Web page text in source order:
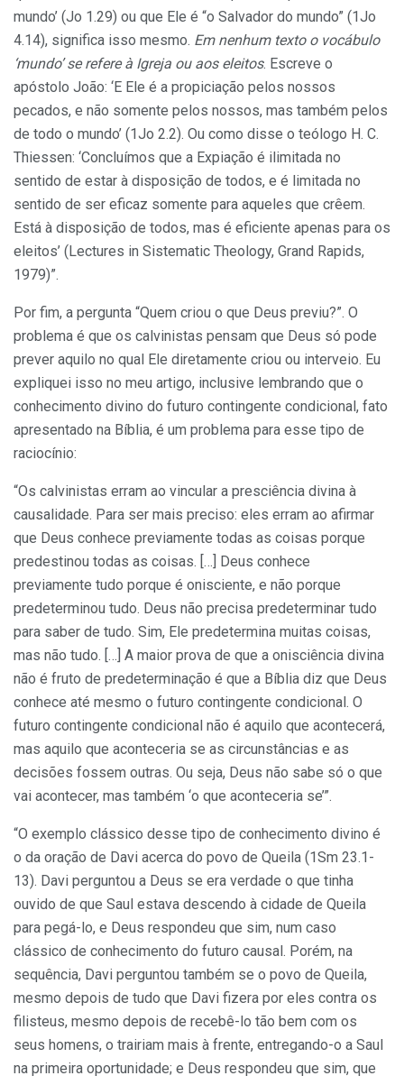
mundo’ (Jo 1.29) ou que Ele é “o Salvador do mundo” (1Jo
4.14), significa isso mesmo. Em nenhum texto o vocábulo
‘mundo’ se refere à Igreja ou aos eleitos. Escreve o
apóstolo João: ‘E Ele é a propiciação pelos nossos
pecados, e não somente pelos nossos, mas também pelos
de todo o mundo’ (1Jo 2.2). Ou como disse o teólogo H. C.
Thiessen: ‘Concluímos que a Expiação é ilimitada no
sentido de estar à disposição de todos, e é limitada no
sentido de ser eficaz somente para aqueles que crêem.
Está à disposição de todos, mas é eficiente apenas para os
eleitos’ (Lectures in Sistematic Theology, Grand Rapids,
1979)”.
Por fim, a pergunta “Quem criou o que Deus previu?”. O
problema é que os calvinistas pensam que Deus só pode
prever aquilo no qual Ele diretamente criou ou interveio. Eu
expliquei isso no meu artigo, inclusive lembrando que o
conhecimento divino do futuro contingente condicional, fato
apresentado na Bíblia, é um problema para esse tipo de
raciocínio:
“Os calvinistas erram ao vincular a presciência divina à
causalidade. Para ser mais preciso: eles erram ao afirmar
que Deus conhece previamente todas as coisas porque
predestinou todas as coisas. […] Deus conhece
previamente tudo porque é onisciente, e não porque
predeterminou tudo. Deus não precisa predeterminar tudo
para saber de tudo. Sim, Ele predetermina muitas coisas,
mas não tudo. […] A maior prova de que a onisciência divina
não é fruto de predeterminação é que a Bíblia diz que Deus
conhece até mesmo o futuro contingente condicional. O
futuro contingente condicional não é aquilo que acontecerá,
mas aquilo que aconteceria se as circunstâncias e as
decisões fossem outras. Ou seja, Deus não sabe só o que
vai acontecer, mas também ‘o que aconteceria se’”.
“O exemplo clássico desse tipo de conhecimento divino é
o da oração de Davi acerca do povo de Queila (1Sm 23.1-
13). Davi perguntou a Deus se era verdade o que tinha
ouvido de que Saul estava descendo à cidade de Queila
para pegá-lo, e Deus respondeu que sim, num caso
clássico de conhecimento do futuro causal. Porém, na
sequência, Davi perguntou também se o povo de Queila,
mesmo depois de tudo que Davi fizera por eles contra os
filisteus, mesmo depois de recebê-lo tão bem com os
seus homens, o trairiam mais à frente, entregando-o a Saul
na primeira oportunidade; e Deus respondeu que sim, que